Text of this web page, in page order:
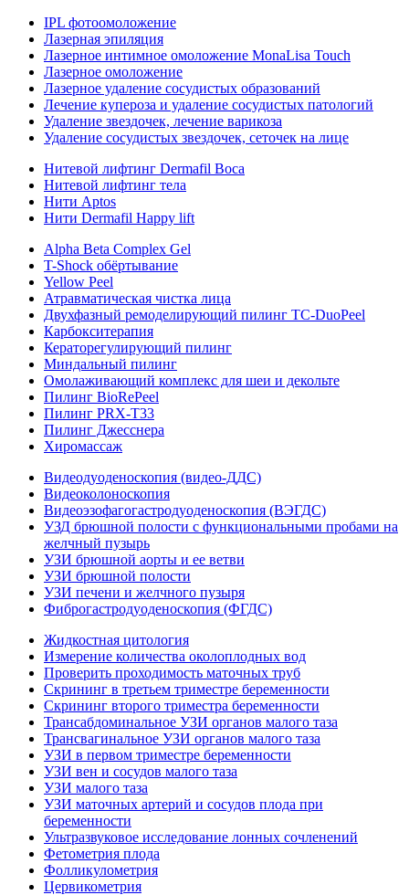
IPL фотоомоложение
Лазерная эпиляция
Лазерное интимное омоложение MonaLisa Touch
Лазерное омоложение
Лазерное удаление сосудистых образований
Лечение купероза и удаление сосудистых патологий
Удаление звездочек, лечение варикоза
Удаление сосудистых звездочек, сеточек на лице
Нитевой лифтинг Dermafil Boca
Нитевой лифтинг тела
Нити Aptos
Нити Dermafil Happy lift
Alpha Beta Complex Gel
T-Shock обёртывание
Yellow Peel
Атравматическая чистка лица
Двухфазный ремоделирующий пилинг TC-DuoPeel
Карбокситерапия
Кераторегулирующий пилинг
Миндальный пилинг
Омолаживающий комплекс для шеи и декольте
Пилинг BioRePeel
Пилинг PRX-T33
Пилинг Джесснера
Хиромассаж
Видеодуоденоскопия (видео-ДДС)
Видеоколоноскопия
Видеоэзофагогастродуоденоскопия (ВЭГДС)
УЗД брюшной полости с функциональными пробами на
желчный пузырь
УЗИ брюшной аорты и ее ветви
УЗИ брюшной полости
УЗИ печени и желчного пузыря
Фиброгастродуоденоскопия (ФГДС)
Жидкостная цитология
Измерение количества околоплодных вод
Проверить проходимость маточных труб
Скрининг в третьем триместре беременности
Скрининг второго триместра беременности
Трансабдоминальное УЗИ органов малого таза
Трансвагинальное УЗИ органов малого таза
УЗИ в первом триместре беременности
УЗИ вен и сосудов малого таза
УЗИ малого таза
УЗИ маточных артерий и сосудов плода при
беременности
Ультразвуковое исследование лонных сочленений
Фетометрия плода
Фолликулометрия
Цервикометрия